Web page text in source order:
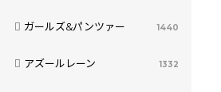
ガールズ&パンツァー 1440
アズールレーン 1332